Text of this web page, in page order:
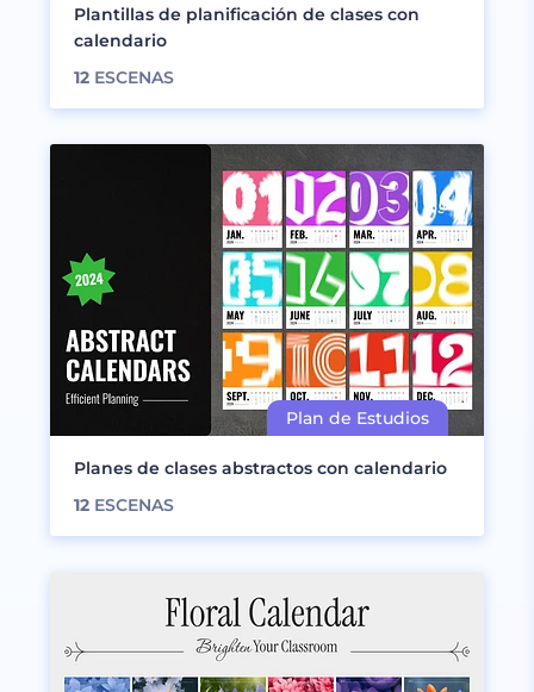
Plantillas de planificación de clases con
calendario
12 ESCENAS
Planes de clases abstractos con calendario
12 ESCENAS